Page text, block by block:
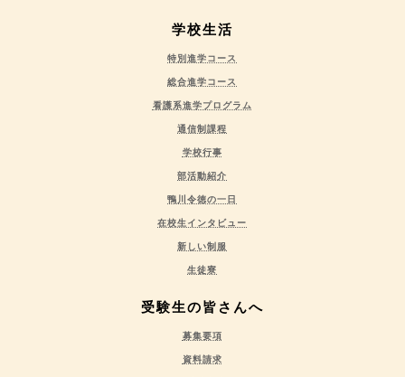
学校生活
特別進学コース
総合進学コース
看護系進学プログラム
通信制課程
学校行事
部活動紹介
鴨川令徳の一日
在校生インタビュー
新しい制服
生徒寮
受験生の皆さんへ
募集要項
資料請求